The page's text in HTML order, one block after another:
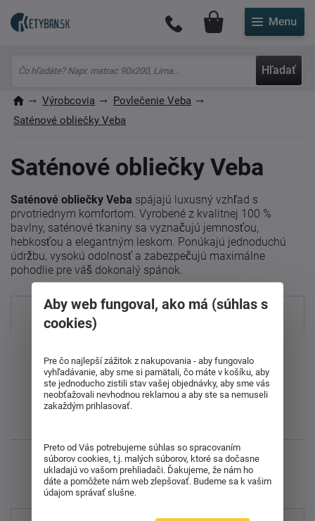
Hľadať
Môj účet
Výrobcovia
Povlečenie Veba
Saténové obliečky Veba
Saténové obliečky Veba
Saténové obliečky Veba spájajú luxusný vzhľad s
prvotriednym komfortom. Vyrobené z kvalitnej 100 %
bavlny, saténové tkaniny sa vyznačujú jemnosťou,
hebkosťou a elegantným leskom. Ponúkajú jednoduchú
údržbu, vysokú odolnosť a zabezpečujú maximálne
pohodlie pre váš dokonalý spánok.
Najpredávanejšie
Od najlacnejšieho
Zobrazujem 1 - 7 z 7
Aby web fungoval, ako má (súhlas s
cookies)
Pre čo najlepší zážitok z nakupovania - aby fungovalo
vyhľadávanie, aby sme si pamätali, čo máte v košíku, aby
ste jednoducho zistili stav vašej objednávky, aby sme vás
neobťažovali nevhodnou reklamou a aby ste sa nemuseli
zakaždým prihlasovať.
Preto od Vás potrebujeme súhlas so spracovaním
súborov cookies, t.j. malých súborov, ktoré sa dočasne
ukladajú vo vašom prehliadači. Ďakujeme, že nám ho
dáte a pomôžete nám web zlepšovať. Budeme sa k vašim
údajom správať slušne.